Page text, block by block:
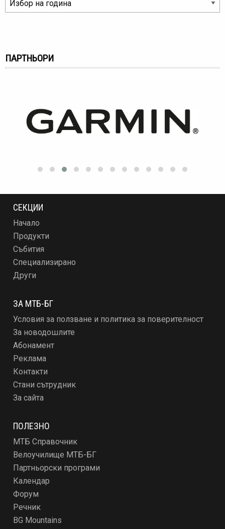
ПАРТНЬОРИ
СЕКЦИИ
Начало
Продукти
Събития
Специализирано
Други
ЗА МТБ-БГ
Условия за ползване и политика за поверителност
За новодошлите
Абонамент
Реклама
Контакти
Стани сътрудник
За сайта
ПОЛЕЗНО
МТБ Справочник
Велоучилище МТБ-БГ
Партньорски програми
Календар
Форум
Речник
BG Mountains